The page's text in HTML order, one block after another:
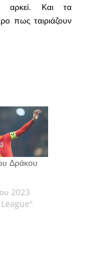
αρκεί. Και τα
πως ταιριάζουν
Δράκου
2023